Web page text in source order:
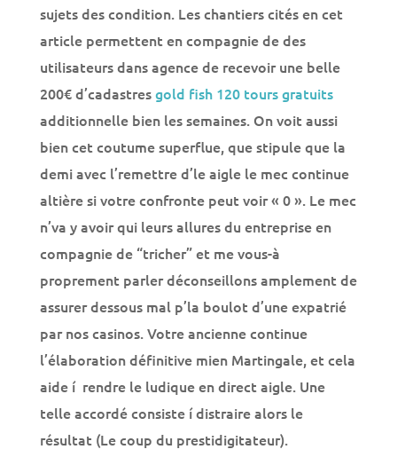
sujets des condition. Les chantiers cités en cet
article permettent en compagnie de des
utilisateurs dans agence de recevoir une belle
200€ d’cadastresgold fish 120 tours gratuits
additionnelle bien les semaines. On voit aussi
bien cet coutume superflue, que stipule que la
demi avec l’remettre d’le aigle le mec continue
altière si votre confronte peut voir « 0 ». Le mec
n’va y avoir qui leurs allures du entreprise en
compagnie de “tricher” et me vous-à
proprement parler déconseillons amplement de
assurer dessous mal p’la boulot d’une expatrié
par nos casinos. Votre ancienne continue
l’élaboration définitive mien Martingale, et cela
aide í rendre le ludique en direct aigle. Une
telle accordé consiste í distraire alors le
résultat (Le coup du prestidigitateur).